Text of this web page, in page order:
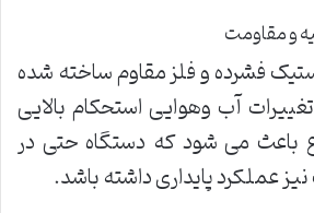
و مقاومت
فشرده و فلز مقاوم ساخته شده
آب وهوایی استحکام بالایی
باعث می شود که دستگاه حتی در
عملکرد پایداری داشته باشد.